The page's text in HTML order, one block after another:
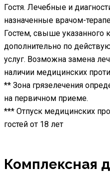
Гостя. Лечебные и
назначенные врачом-
Гостем, свыше указанного
дополнительно по
услуг. Возможна замена
наличии медицинских
** Зона грязелечения
на первичном приеме.
*** Отпуск медицинских
гостей от 18 лет
Комплексная